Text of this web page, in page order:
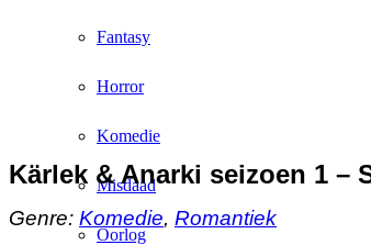
Fantasy
Horror
Komedie
Misdaad
Oorlog
Kärlek & Anarki seizoen 1 –
Genre: Komedie, Romantiek